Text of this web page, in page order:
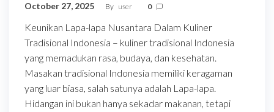
October 27, 2025 By user 0
Keunikan Lapa-lapa Nusantara Dalam Kuliner
Tradisional Indonesia – kuliner tradisional Indonesia
yang memadukan rasa, budaya, dan kesehatan.
Masakan tradisional Indonesia memiliki keragaman
yang luar biasa, salah satunya adalah Lapa-lapa.
Hidangan ini bukan hanya sekadar makanan, tetapi